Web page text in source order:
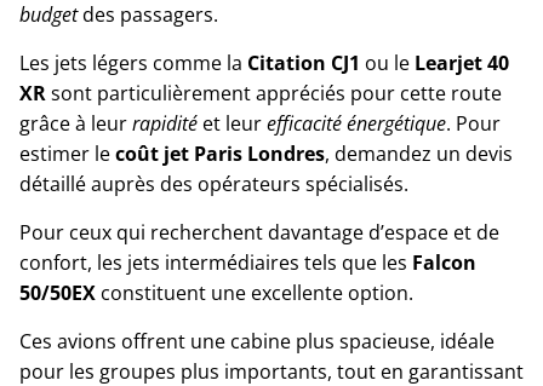
budgetdes passagers.
Les jets légers comme la Citation CJ1 ou le Learjet 40
XRsont particulièrement appréciés pour cette route
grâce à leurrapidité et leurefficacité énergétique. Pour
estimer lecoût jet Paris Londres, demandez un devis
détaillé auprès des opérateurs spécialisés.
Pour ceux qui recherchent davantage d’espace et de
confort, les jets intermédiaires tels que les Falcon
50/50EX constituent une excellente option.
Ces avions offrent une cabine plus spacieuse, idéale
pour les groupes plus importants, tout en garantissant